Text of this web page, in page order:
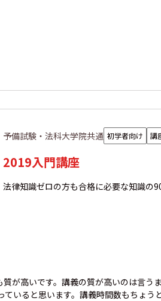
予備試験・法科大学院共通 初学者向け 講
2019入門講座
法律知識ゼロの方も合格に必要な知識の
質が高いです。講義の質が高いのは言う
いると思います。講義時間数もちょう